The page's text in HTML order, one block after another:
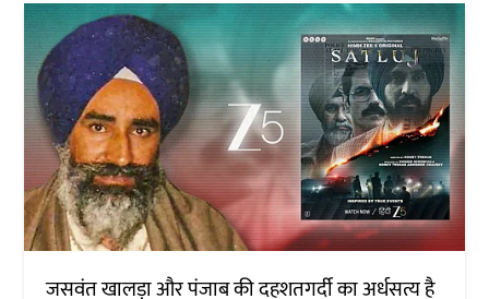
जसवंत खालड़ा और पंजाब की दहशतगर्दी का अर्धसत्य है